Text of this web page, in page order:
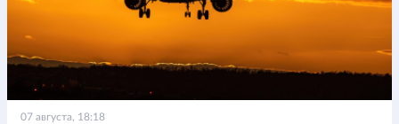
07 августа, 18:18